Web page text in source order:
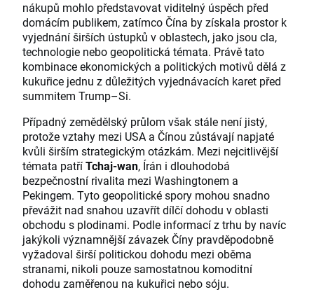
nákupů mohlo představovat viditelný úspěch před
domácím publikem, zatímco Čína by získala prostor k
vyjednání širších ústupků v oblastech, jako jsou cla,
technologie nebo geopolitická témata. Právě tato
kombinace ekonomických a politických motivů dělá z
kukuřice jednu z důležitých vyjednávacích karet před
summitem Trump–Si.
Případný zemědělský průlom však stále není jistý,
protože vztahy mezi USA a Čínou zůstávají napjaté
kvůli širším strategickým otázkám. Mezi nejcitlivější
témata patříTchaj-wan, Írán i dlouhodobá
bezpečnostní rivalita mezi Washingtonem a
Pekingem. Tyto geopolitické spory mohou snadno
převážit nad snahou uzavřít dílčí dohodu v oblasti
obchodu s plodinami. Podle informací z trhu by navíc
jakýkoli významnější závazek Číny pravděpodobně
vyžadoval širší politickou dohodu mezi oběma
stranami, nikoli pouze samostatnou komoditní
dohodu zaměřenou na kukuřici nebo sóju.